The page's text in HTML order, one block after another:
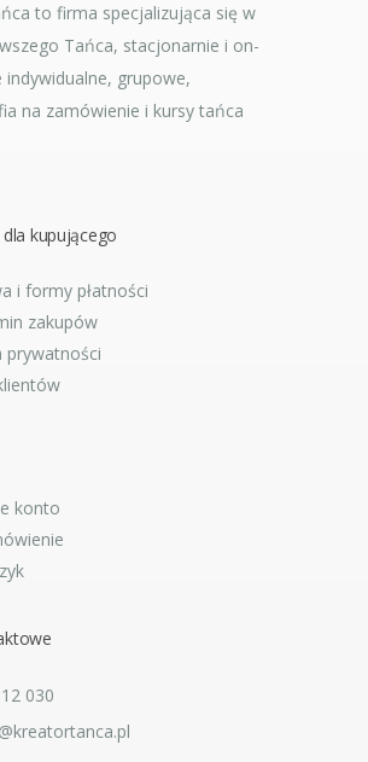
to firma specjalizująca się w
Tańca, stacjonarnie i on-
indywidualne, grupowe,
na zamówienie i kursy tańca
kupującego
i formy płatności
zakupów
prywatności
konto
030